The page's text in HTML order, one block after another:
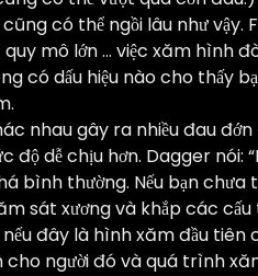
có thể ngồi lâu như
mô lớn … việc xăm hình
có dấu hiệu nào cho thấy
nhau gây ra nhiều đau
độ dễ chịu hơn. Dagger
bình thường. Nếu bạn
sát xương và khắp các
đây là hình xăm đầu tiên
cho người đó và quá trình